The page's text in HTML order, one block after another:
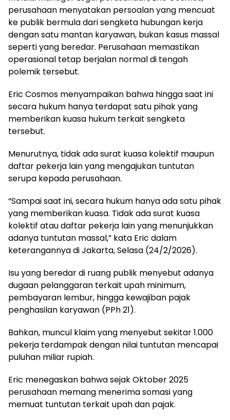
perusahaan menyatakan persoalan yang mencuat
ke publik bermula dari sengketa hubungan kerja
dengan satu mantan karyawan, bukan kasus massal
seperti yang beredar. Perusahaan memastikan
operasional tetap berjalan normal di tengah
polemik tersebut.
Eric Cosmos menyampaikan bahwa hingga saat ini
secara hukum hanya terdapat satu pihak yang
memberikan kuasa hukum terkait sengketa
tersebut.
Menurutnya, tidak ada surat kuasa kolektif maupun
daftar pekerja lain yang mengajukan tuntutan
serupa kepada perusahaan.
“Sampai saat ini, secara hukum hanya ada satu pihak
yang memberikan kuasa. Tidak ada surat kuasa
kolektif atau daftar pekerja lain yang menunjukkan
adanya tuntutan massal,” kata Eric dalam
keterangannya di Jakarta, Selasa (24/2/2026).
Isu yang beredar di ruang publik menyebut adanya
dugaan pelanggaran terkait upah minimum,
pembayaran lembur, hingga kewajiban pajak
penghasilan karyawan (PPh 21).
Bahkan, muncul klaim yang menyebut sekitar 1.000
pekerja terdampak dengan nilai tuntutan mencapai
puluhan miliar rupiah.
Eric menegaskan bahwa sejak Oktober 2025
perusahaan memang menerima somasi yang
memuat tuntutan terkait upah dan pajak.